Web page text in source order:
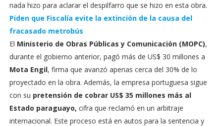
nada hizo para aclarar el despilfarro que se hizo en esta obra.
Piden que Fiscalía evite la extinción de la causa del
fracasado metrobús
El Ministerio de Obras Públicas y Comunicación (MOPC),
durante el gobierno anterior, pagó más de US$ 30 millones a
Mota Engil, firma que avanzó apenas cerca del 30% de lo
proyectado en la obra. Además, la empresa portuguesa sigue
con su pretensión de cobrar US$ 35 millones más al
Estado paraguayo, cifra que reclamó en un arbitraje
internacional. Este proceso está en autos para la sentencia y